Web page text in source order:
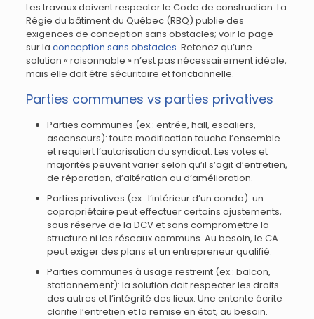
Les travaux doivent respecter le Code de construction. La
Régie du bâtiment du Québec (RBQ) publie des
exigences de conception sans obstacles; voir la page
sur la conception sans obstacles. Retenez qu’une
solution « raisonnable » n’est pas nécessairement idéale,
mais elle doit être sécuritaire et fonctionnelle.
Parties communes vs parties privatives
Parties communes (ex.: entrée, hall, escaliers,
ascenseurs): toute modification touche l’ensemble
et requiert l’autorisation du syndicat. Les votes et
majorités peuvent varier selon qu’il s’agit d’entretien,
de réparation, d’altération ou d’amélioration.
Parties privatives (ex.: l’intérieur d’un condo): un
copropriétaire peut effectuer certains ajustements,
sous réserve de la DCV et sans compromettre la
structure ni les réseaux communs. Au besoin, le CA
peut exiger des plans et un entrepreneur qualifié.
Parties communes à usage restreint (ex.: balcon,
stationnement): la solution doit respecter les droits
des autres et l’intégrité des lieux. Une entente écrite
clarifie l’entretien et la remise en état, au besoin.